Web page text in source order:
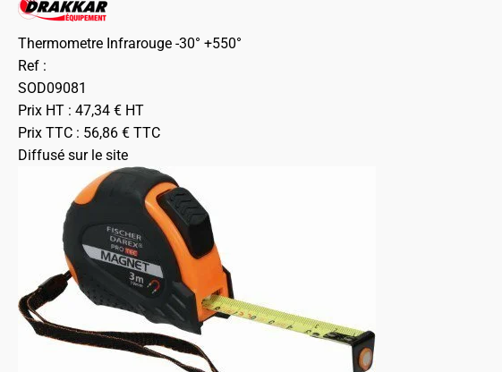
Thermometre Infrarouge -30° +550°
Ref :
SOD09081
Prix HT : 47,34 € HT
Prix TTC : 56,86 € TTC
Diffusé sur le site